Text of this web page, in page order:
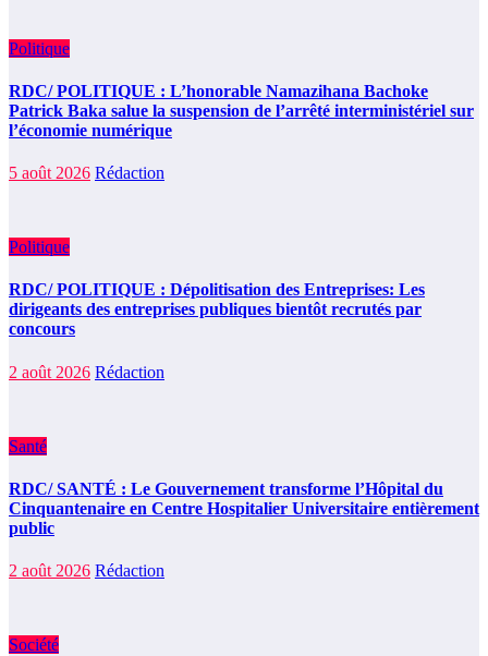
Politique
RDC/ POLITIQUE : L’honorable Namazihana Bachoke
Patrick Baka salue la suspension de l’arrêté interministériel sur
l’économie numérique
5 août 2026 Rédaction
Politique
RDC/ POLITIQUE : Dépolitisation des Entreprises: Les
dirigeants des entreprises publiques bientôt recrutés par
concours
2 août 2026 Rédaction
Santé
RDC/ SANTÉ : Le Gouvernement transforme l’Hôpital du
Cinquantenaire en Centre Hospitalier Universitaire entièrement
public
2 août 2026 Rédaction
Société